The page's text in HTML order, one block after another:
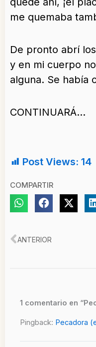
me quemaba
De pronto abrí
y en mi cuerpo
alguna. Se había
CONTINUARÁ…
Post Views: 14
COMPARTIR
Ant
ANTERIOR
1 comentario en
Pingback: Pecadora